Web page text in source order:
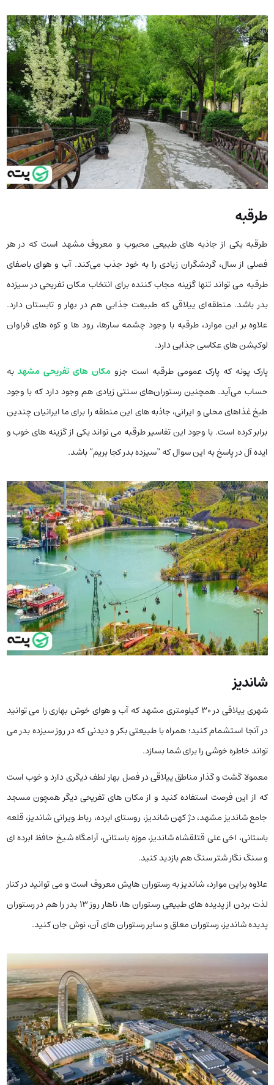
طرقبه
طرقبه یکی از جاذبه های طبیعی محبوب و معروف مشهد است که در هر
فصلی از سال، گردشگران زیادی را به خود جذب می‌کند. آب و هوای باصفای
طرقبه می تواند تنها گزینه مجاب کننده برای انتخاب مکان تفریحی در سیزده
بدر باشد. منطقه‌ای ییلاقی که طبیعت جذابی هم در بهار و تابستان دارد.
علاوه بر این موارد، طرقبه با وجود چشمه سارها، رود ها و کوه های فراوان
لوکیشن های عکاسی جذابی دارد.
پارک پونه که پارک عمومی طرقبه است جزو مکان های تفریحی مشهدبه
حساب می‌آید. همچنین رستوران‌های سنتی زیادی هم وجود دارد که با وجود
طبخ غذاهای محلی و ایرانی، جاذبه های این منطقه را برای ما ایرانیان چندین
برابر کرده است. با وجود این تفاسیر طرقبه می تواند یکی از گزینه های خوب و
ایده آل در پاسخ به این سوال که “سیزده بدر کجا بریم” باشد.
شاندیز
شهری ییلاقی در 30 کیلومتری مشهد که آب و هوای خوش بهاری را می توانید
در آنجا استشمام کنید؛ همراه با طبیعتی بکر و دیدنی که در روز سیزده بدر می
تواند خاطره خوشی را برای شما بسازد.
معمولا گشت و گذار مناطق ییلاقی در فصل بهار لطف دیگری دارد و خوب است
که از این فرصت استفاده کنید و از مکان های تفریحی دیگر همچون مسجد
جامع شاندیز مشهد، دژ کهن شاندیز، روستای ابرده، رباط ویرانی شاندیز، قلعه
باستانی، اخی علی قتلقشاه شاندیز، موزه باستانی، آرامگاه شیخ حافظ ابرده ای
و سنگ نگار شتر سنگ هم بازدید کنید.
علاوه براین موارد، شاندیز به رستوران هایش معروف است و می توانید در کنار
لذت بردن از پدیده های طبیعی رستوران ها، ناهار روز 13 بدر را هم در رستوران
پدیده شاندیز، رستوران معلق و سایر رستوران های آن، نوش جان کنید.